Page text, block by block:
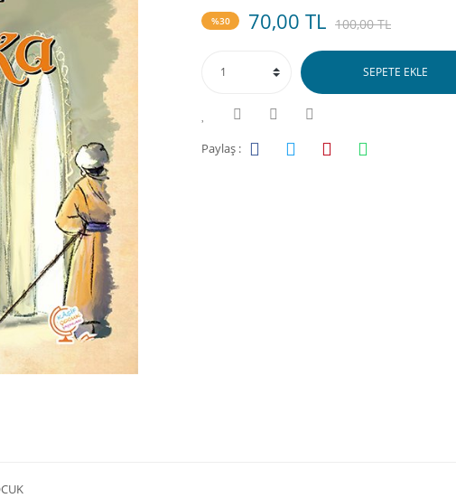
%30 70,00 TL 100,00 TL
SEPETE EKLE
Paylaş :